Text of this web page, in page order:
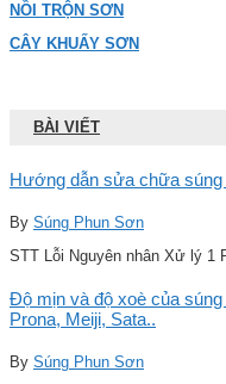
NỒI TRỘN SƠN
CÂY KHUẤY SƠN
BÀI VIẾT
Hướng dẫn sửa chữa
By Súng Phun Sơn
STT Lỗi Nguyên nhân Xử lý 1
Độ mịn và độ xoè của
Prona, Meiji, Sata..
By Súng Phun Sơn